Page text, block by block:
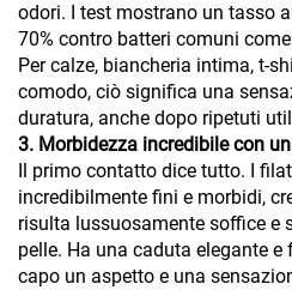
odori. I test mostrano un tasso
70% contro batteri comuni
Per calze, biancheria intima, t-
comodo, ciò significa una
duratura, anche dopo ripetuti
3. Morbidezza incredibile con
Il primo contatto dice tutto. I
incredibilmente fini e morbidi,
risulta lussuosamente soffice e
pelle. Ha una caduta elegante
capo un aspetto e una